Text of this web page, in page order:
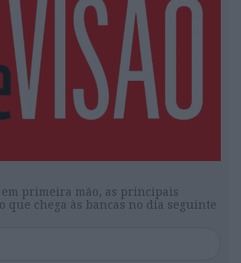
em primeira mão, as principais
que chega às bancas no dia seguinte